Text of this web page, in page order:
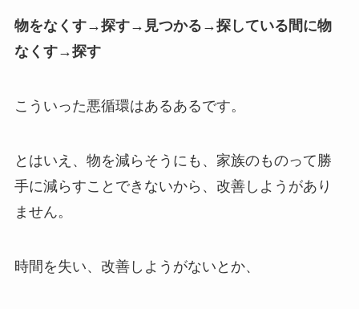
物をなくす→探す→見つかる→探している間に物
なくす→探す
こういった悪循環はあるあるです。
とはいえ、物を減らそうにも、家族のものって勝
手に減らすことできないから、改善しようがあり
ません。
時間を失い、改善しようがないとか、